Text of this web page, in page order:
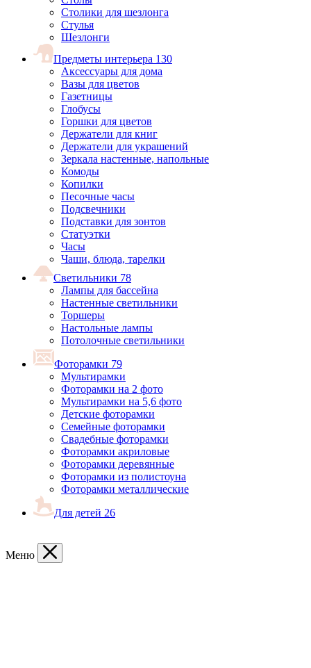
Столики для шезлонга
Стулья
Шезлонги
Предметы интерьера 130
Аксессуары для дома
Вазы для цветов
Газетницы
Глобусы
Горшки для цветов
Держатели для книг
Держатели для украшений
Зеркала настенные, напольные
Комоды
Копилки
Песочные часы
Подсвечники
Подставки для зонтов
Статуэтки
Часы
Чаши, блюда, тарелки
Светильники 78
Лампы для бассейна
Настенные светильники
Торшеры
Настольные лампы
Потолочные светильники
Фоторамки 79
Мультирамки
Фоторамки на 2 фото
Мультирамки на 5,6 фото
Детские фоторамки
Семейные фоторамки
Свадебные фоторамки
Фоторамки акриловые
Фоторамки деревянные
Фоторамки из полистоуна
Фоторамки металлические
Для детей 26
Меню